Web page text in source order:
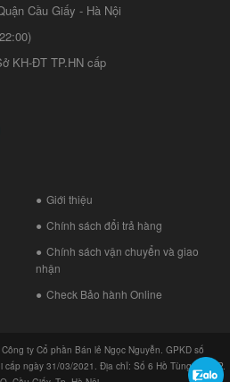
Cầu Giấy - Hà Nội
KH-ĐT TP.HN cấp
Giới thiệu
Chính sách đổi trả hàng
Chính sách vận chuyển và giao
nhận
Check Bảo hành Online
ty Cổ phần Bán lẻ Ngọc Nguyễn. GPKD số
ngày 31/03/2021. Địa chỉ: Số 6 Hồ Tùng Mậu, P.